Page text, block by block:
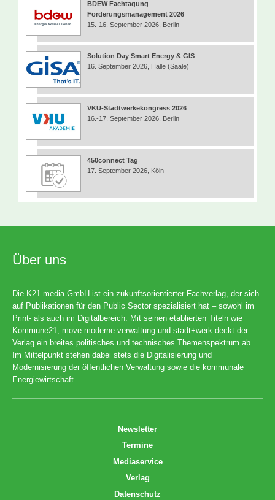
BDEW Fachtagung
Forderungsmanagement 2026
15.-16. September 2026, Berlin
Solution Day Smart Energy & GIS
16. September 2026, Halle (Saale)
VKU-Stadtwerkekongress 2026
16.-17. September 2026, Berlin
450connect Tag
17. September 2026, Köln
Über uns
Die K21 media GmbH ist ein zukunftsorientierter Fachverlag, der sich
auf Publikationen für den Public Sector spezialisiert hat – sowohl im
Print- als auch im Digitalbereich. Mit seinen etablierten Titeln wie
Kommune21, move moderne verwaltung und stadt+werk deckt der
Verlag ein breites politisches und technisches Themenspektrum ab.
Im Mittelpunkt stehen dabei stets die Digitalisierung und
Modernisierung der öffentlichen Verwaltung sowie die kommunale
Energiewirtschaft.
Newsletter
Termine
Mediaservice
Verlag
Datenschutz